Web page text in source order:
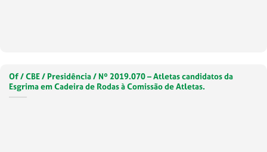
Of / CBE / Presidência / Nº 2019.070 – Atletas candidatos da
Esgrima em Cadeira de Rodas à Comissão de Atletas.